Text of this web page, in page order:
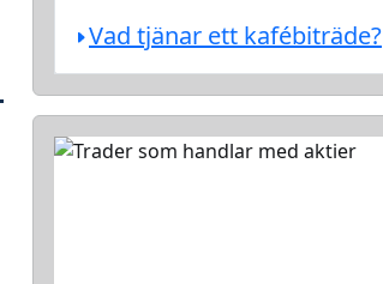
Vad tjänar ett kafébiträde?